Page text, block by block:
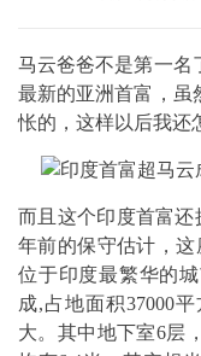
马云爸爸不是第一名
最新的亚洲首富，虽
怅的，这样以后我还
而且这个印度首富还
年前的保守估计，
位于印度最繁华的
成,占地面积37000
大。其中地下室6层